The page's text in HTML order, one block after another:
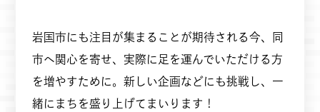
岩国市にも注目が集まることが期待される今、同
市へ関心を寄せ、実際に足を運んでいただける方
を増やすために。新しい企画などにも挑戦し、一
緒にまちを盛り上げてまいります！